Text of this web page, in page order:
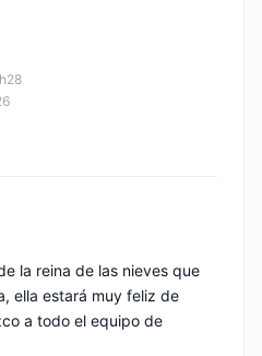
la reina de las nieves que
ella estará muy feliz de
a todo el equipo de